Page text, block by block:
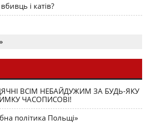
і катів?
ВСІМ НЕБАЙДУЖИМ ЗА БУДЬ-ЯКУ
ЧАСОПИСОВІ!
політика Польщі»